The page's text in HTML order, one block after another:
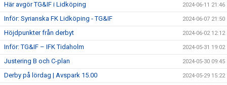
Här avgör TG&IF i Lidköping 2024-06-11 21:46
Inför: Syrianska FK Lidköping - TG&IF 2024-06-07 21:50
Höjdpunkter från derbyt 2024-06-02 12:12
Inför: TG&IF – IFK Tidaholm 2024-05-31 19:02
Justering B och C-plan 2024-05-30 09:45
Derby på lördag | Avspark 15.00 2024-05-29 15:22